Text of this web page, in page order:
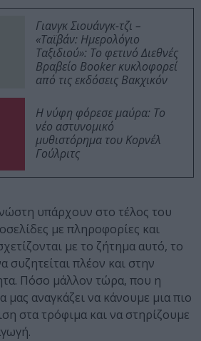
Γιανγκ Σιουάνγκ-τζι –
«Ταϊβάν: Ημερολόγιο
Ταξιδιού»: Το φετινό Διεθνές
Βραβείο Booker κυκλοφορεί
από τις εκδόσεις Βακχικόν
Η νύφη φόρεσε μαύρα: Το
νέο αστυνομικό
μυθιστόρημα του Κορνέλ
Γούλριτς
υπάρχουν στο τέλος του
με πληροφορίες και
με το ζήτημα αυτό, το
συζητείται πλέον και στην
Πόσο μάλλον τώρα, που η
μας αναγκάζει να κάνουμε μια πιο
στα τρόφιμα και να στηρίζουμε